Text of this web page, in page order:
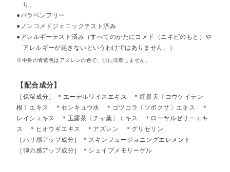
り。
●パラベンフリー
●ノンコメドジェニックテスト済み
●アレルギーテスト済み（すべてのかたにコメド（ニキビのもと）や
アレルギーが起きないというわけではありません。）
※中身の青紫色はアズレンの色で、肌に沈着しません。
【配合成分】
［保湿成分］ ＊エーデルワイスエキス ＊紅景天〔コウケイテン
根〕エキス ＊センキュウ水 ＊ゴツコラ〔ツボクサ〕エキス ＊
レイシエキス ＊玉露茶〔チャ葉〕エキス ＊ローヤルゼリーエキ
ス ＊ヒオウギエキス ＊アズレン ＊グリセリン
［ハリ感アップ成分］ ＊スキンフュージョニングエレメント
［弾力感アップ成分］ ＊シェイプメモリーゲル